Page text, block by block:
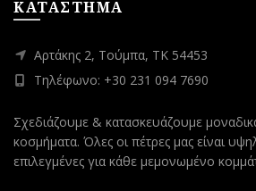
ΚΑΤΑΣΤΗΜΑ
Αρτάκης 2, Τούμπα, ΤΚ 54453
Τηλέφωνο: +30 231 094 7690
Σχεδιάζουμε & κατασκευάζουμε
κοσμήματα. Όλες οι πέτρες μας είναι
επιλεγμένες για κάθε μεμονωμένο